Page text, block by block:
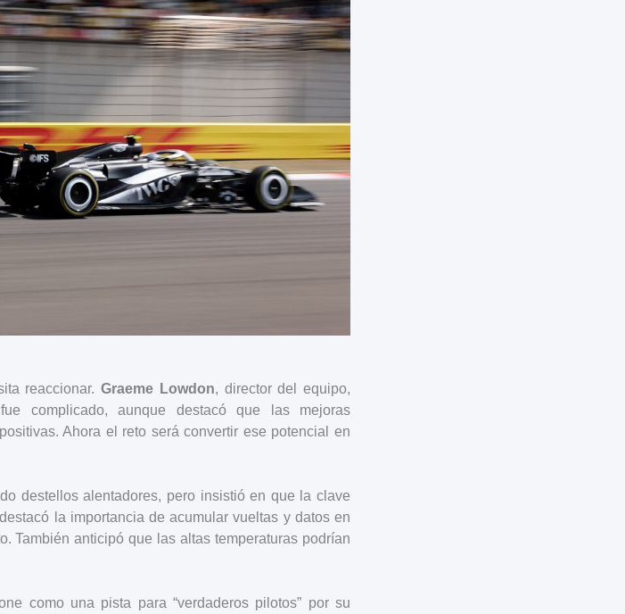
reaccionar. Graeme Lowdon, director del equipo,
complicado, aunque destacó que las mejoras
Ahora el reto será convertir ese potencial en
destellos alentadores, pero insistió en que la clave
la importancia de acumular vueltas y datos en
También anticipó que las altas temperaturas podrían
como una pista para “verdaderos pilotos” por su